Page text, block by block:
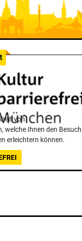
von
welche Ihnen den Besuch
erleichtern können.